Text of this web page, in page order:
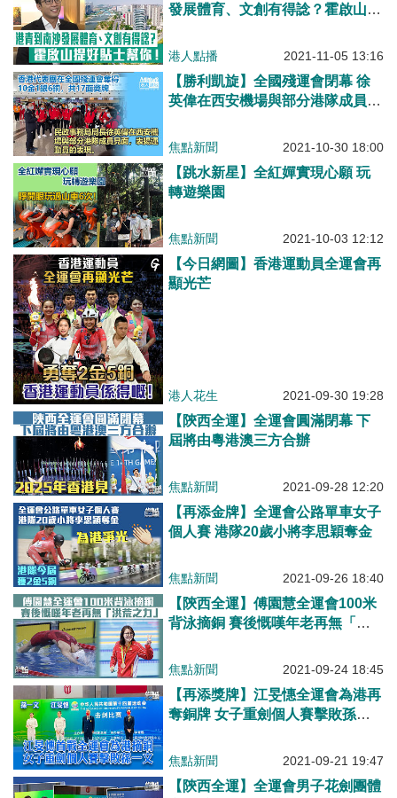
發展體育、文創有得諗？霍啟山提
港人點播 2021-11-05 13:16
【勝利凱旋】全國殘運會閉幕 徐
英偉在西安機場與部分港隊成員見
焦點新聞 2021-10-30 18:00
【跳水新星】全紅嬋實現心願 玩
轉遊樂園
焦點新聞 2021-10-03 12:12
【今日網圖】香港運動員全運會再
顯光芒
港人花生 2021-09-30 19:28
【陝西全運】全運會圓滿閉幕 下
屆將由粵港澳三方合辦
焦點新聞 2021-09-28 12:20
【再添金牌】全運會公路單車女子
個人賽 港隊20歲小將李思穎奪金
焦點新聞 2021-09-26 18:40
【陝西全運】傅園慧全運會100米
背泳摘銅 賽後慨嘆年老再無「洪
焦點新聞 2021-09-24 18:45
【再添獎牌】江旻憓全運會為港再
奪銅牌 女子重劍個人賽擊敗孫一
焦點新聞 2021-09-21 19:47
【陝西全運】全運會男子花劍團體